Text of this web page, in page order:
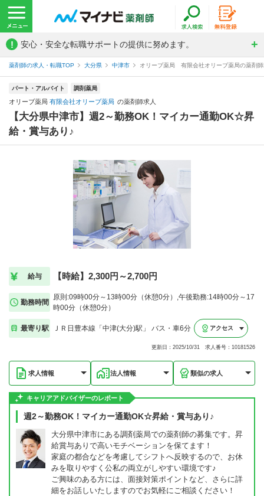
! 安心・安全な転職サポートの提供に努めます。
薬剤師の求人・転職TOP 大分県 中津市 オリーブ薬局 有限会社オリーブ薬局の薬剤
パート・アルバイト 調剤薬局
オリーブ薬局 有限会社オリーブ薬局 の薬剤師求人
【大分県中津市】週2～勤務OK！マイカー通勤OK☆昇
給・賞与あり♪
給与 【時給】2,300円～2,700円
勤務時間
原則:09時00分～13時00分（休憩0分）,午後勤務:14時00分～17
時00分（休憩0分）
最寄り駅 ＪＲ日豊本線「中津(大分)駅」 バス・車6分 アクセス
更新日：2025/10/31 求人番号：10181526
求人情報 法人情報 類似の求人
キャリアアドバイザーのレポート
週2～勤務OK！マイカー通勤OK☆昇給・賞与あり♪
大分県中津市にある調剤薬局での薬剤師の募集です。昇
給賞与ありで高いモチベーションを保てます！
家庭の都合などを考慮してシフトへ反映するので、お休
みを取りやすく公私の両立がしやすい環境です♪
ご興味のある方には、面接対策ポイントなど、さらに詳
細をお話しいたしますのでお気軽にご相談ください！